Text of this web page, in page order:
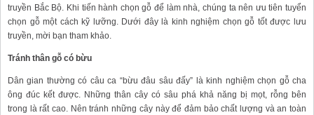
truyền Bắc Bộ. Khi tiến hành chọn gỗ để làm nhà, chúng ta nên ưu tiên tuyển
chọn gỗ một cách kỹ lưỡng. Dưới đây là kinh nghiệm chọn gỗ tốt được lưu
truyền, mời bạn tham khảo.
Tránh thân gỗ có bừu
Dân gian thường có câu ca “bừu đâu sâu đấy” là kinh nghiệm chọn gỗ cha
ông đúc kết được. Những thân cây có sâu phá khả năng bị mọt, rỗng bên
trong là rất cao. Nên tránh những cây này để đảm bảo chất lượng và an toàn